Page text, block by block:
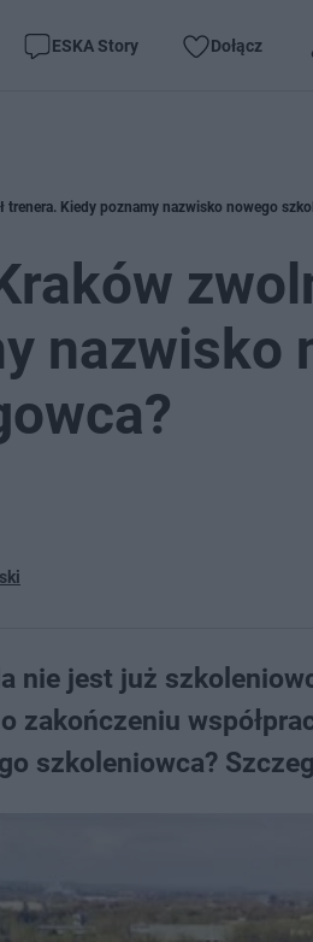
ESKA Story Dołącz
trenera. Kiedy poznamy nazwisko nowego
nazwisko
nie jest już
zakończeniu
szkoleniowca?